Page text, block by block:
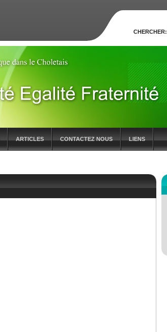
ARTICLES CONTACTEZ NOUS LIENS
CHERCHER: